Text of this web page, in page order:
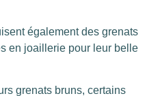
également des grenats
en joaillerie pour leur belle
grenats bruns, certains